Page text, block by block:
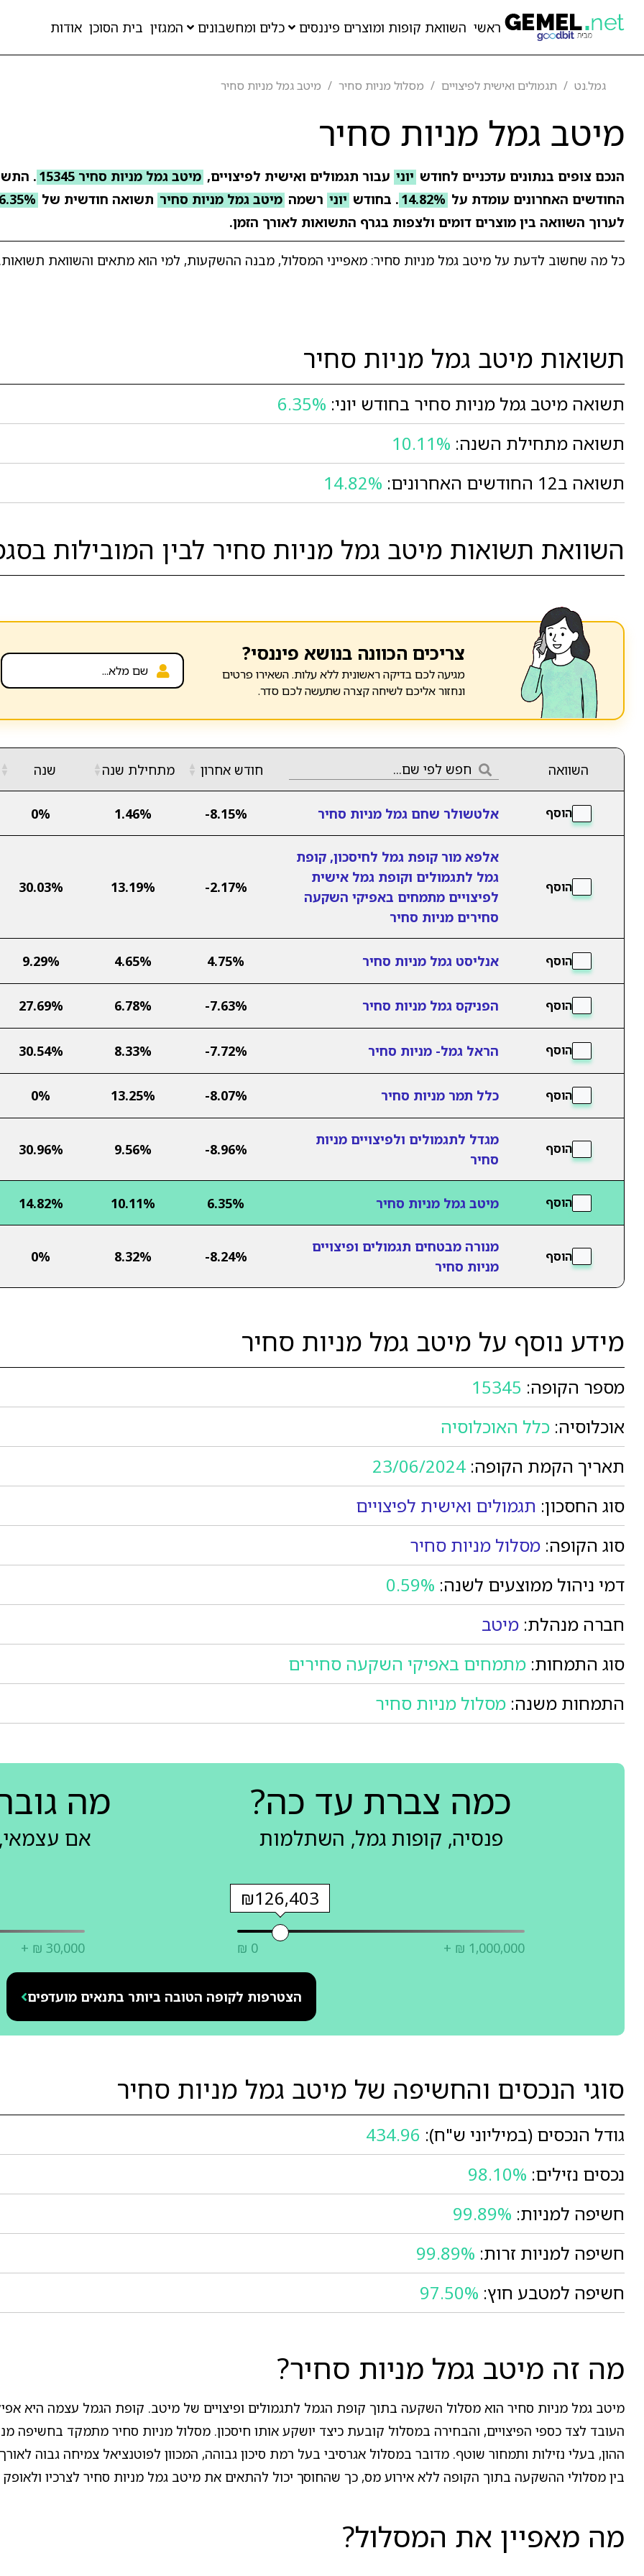
ראשי השוואת קופות ומוצרים פיננסים כלים ומחשבונים המגזין בית הסוכן אודות
גמל.נט תגמולים ואישית לפיצויים מסלול מניות סחיר מיטב גמל מניות סחיר
מיטב גמל מניות סחיר
הנכם צופים בנתונים עדכניים לחודש יוני עבור תגמולים ואישית לפיצויים, מיטב גמל מניות סחיר 15345
החודשים האחרונים עומדת על 14.82% . בחודש יוני רשמה מיטב גמל מניות סחיר תשואה חודשית של
לערוך השוואה בין מוצרים דומים ולצפות בגרף התשואות לאורך הזמן.
כל מה שחשוב לדעת על מיטב גמל מניות סחיר: מאפייני המסלול, מבנה ההשקעות, למי הוא מתאים והשוואת תשואות.
תשואות מיטב גמל מניות סחיר
תשואה מיטב גמל מניות סחיר בחודש יוני: 6.35%
תשואה מתחילת השנה: 10.11%
תשואה ב12 החודשים האחרונים:
14.82%
השוואת תשואות מיטב גמל מניות סחיר לבין המובילות
צריכים הכוונה בנושא פיננסי?
מגיעה לכם בדיקה ראשונית ללא עלות. השאירו פרטים
ונחזור אליכם לשיחה קצרה שתעשה לכם סדר.
השוואה חודש אחרון ▲
▼ מתחילת שנה▲
▼ שנה ▲
▼
הוסף אלטשולר שחם גמל מניות סחיר -8.15%
1.46%
0%
הוסף
אלפא מור קופת גמל לחיסכון, קופת
גמל לתגמולים וקופת גמל אישית
לפיצויים מתמחים באפיקי השקעה
סחירים מניות סחיר
-2.17%
13.19%
30.03%
הוסף אנליסט גמל מניות סחיר 4.75%
4.65%
9.29%
הוסף הפניקס גמל מניות סחיר -7.63%
6.78%
27.69%
הוסף הראל גמל- מניות סחיר -7.72%
8.33%
30.54%
הוסף כלל תמר מניות סחיר -8.07%
13.25%
0%
הוסף
מגדל לתגמולים ולפיצויים מניות
סחיר
-8.96%
9.56%
30.96%
הוסף מיטב גמל מניות סחיר 6.35%
10.11%
14.82%
הוסף
מנורה מבטחים תגמולים ופיצויים
מניות סחיר
-8.24%
8.32%
0%
מידע נוסף על מיטב גמל מניות סחיר
מספר הקופה: 15345
אוכלוסיה: כלל האוכלוסיה
תאריך הקמת הקופה: 23/06/2024
סוג החסכון: תגמולים ואישית לפיצויים
סוג הקופה: מסלול מניות סחיר
דמי ניהול ממוצעים לשנה: 0.59%
חברה מנהלת: מיטב
סוג התמחות: מתמחים באפיקי השקעה סחירים
התמחות משנה: מסלול מניות סחיר
כמה צברת עד כה?
פנסיה, קופות גמל, השתלמות
₪126,403
₪ 0 + ₪ 1,000,000
מה
אם
+ ₪ 30,000
הצטרפות לקופה הטובה ביותר בתנאים מועדפים
סוגי הנכסים והחשיפה של מיטב גמל מניות סחיר
גודל הנכסים (במיליוני ש"ח): 434.96
נכסים נזילים: 98.10%
חשיפה למניות: 99.89%
חשיפה למניות זרות: 99.89%
חשיפה למטבע חוץ: 97.50%
מה זה מיטב גמל מניות סחיר?
מיטב גמל מניות סחיר הוא מסלול השקעה בתוך קופת הגמל לתגמולים ופיצויים של מיטב. קופת הגמל עצמה היא
העובד לצד כספי הפיצויים, והבחירה במסלול קובעת כיצד יושקע אותו חיסכון. מסלול מניות סחיר מתמקד בחשיפה
ההון, בעלי נזילות ותמחור שוטף. מדובר במסלול אגרסיבי בעל רמת סיכון גבוהה, המכוון לפוטנציאל צמיחה גבוה
בין מסלולי ההשקעה בתוך הקופה ללא אירוע מס, כך שהחוסך יכול להתאים את מיטב גמל מניות סחיר לצרכיו ולאופק
מה מאפיין את המסלול?